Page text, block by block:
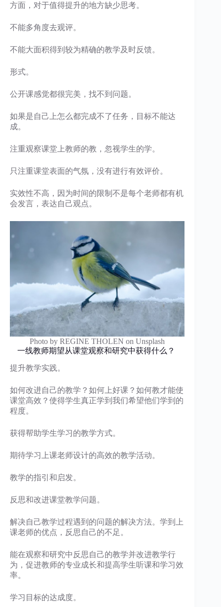
方面，对于值得提升的地方缺少思考。
不能多角度去观评。
不能大面积得到较为精确的教学及时反馈。
形式。
公开课感觉都很完美，找不到问题。
如果是自己上怎么都完成不了任务，目标不能达
成。
注重观察课堂上教师的教，忽视学生的学。
只注重课堂表面的气氛，没有进行有效评价。
实效性不高，因为时间的限制不是每个老师都有机
会发言，表达自己观点。
Photo by REGINE THOLEN on Unsplash
一线教师期望从课堂观察和研究中获得什么？
提升教学实践。
如何改进自己的教学？如何上好课？如何教才能使
课堂高效？使得学生真正学到我们希望他们学到的
程度。
获得帮助学生学习的教学方式。
期待学习上课老师设计的高效的教学活动。
教学的指引和启发。
反思和改进课堂教学问题。
解决自己教学过程遇到的问题的解决方法。学到上
课老师的优点，反思自己的不足。
能在观察和研究中反思自己的教学并改进教学行
为，促进教师的专业成长和提高学生听课和学习效
率。
学习目标的达成度。